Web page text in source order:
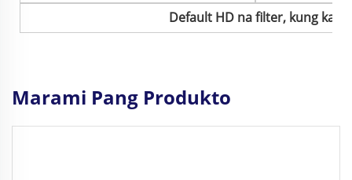
Default HD na filter, kung
Marami Pang Produkto